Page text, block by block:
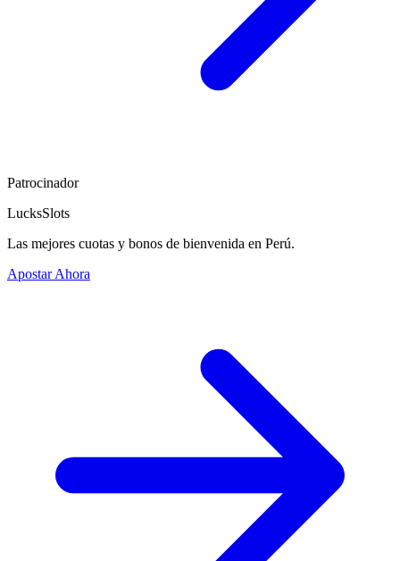
Patrocinador
LucksSlots
Las mejores cuotas y bonos de bienvenida en Perú.
Apostar Ahora